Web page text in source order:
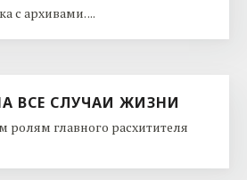
с архивами. ...
ВСЕ СЛУЧАИ ЖИЗНИ
главного расхитителя